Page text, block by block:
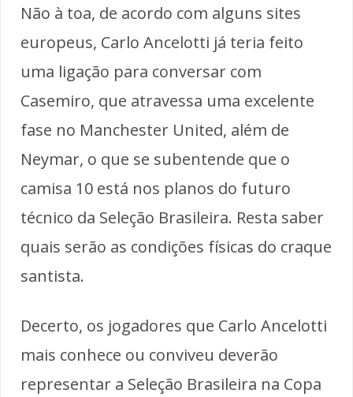
Não à toa, de acordo com alguns sites
europeus, Carlo Ancelotti já teria feito
uma ligação para conversar com
Casemiro, que atravessa uma excelente
fase no Manchester United, além de
Neymar, o que se subentende que o
camisa 10 está nos planos do futuro
técnico da Seleção Brasileira. Resta saber
quais serão as condições físicas do craque
santista.
Decerto, os jogadores que Carlo Ancelotti
mais conhece ou conviveu deverão
representar a Seleção Brasileira na Copa